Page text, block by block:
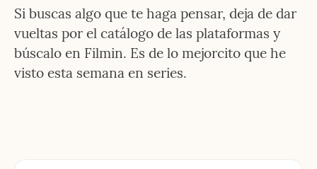
Si buscas algo que te haga pensar, deja de dar
vueltas por el catálogo de las plataformas y
búscalo en Filmin. Es de lo mejorcito que he
visto esta semana en series.